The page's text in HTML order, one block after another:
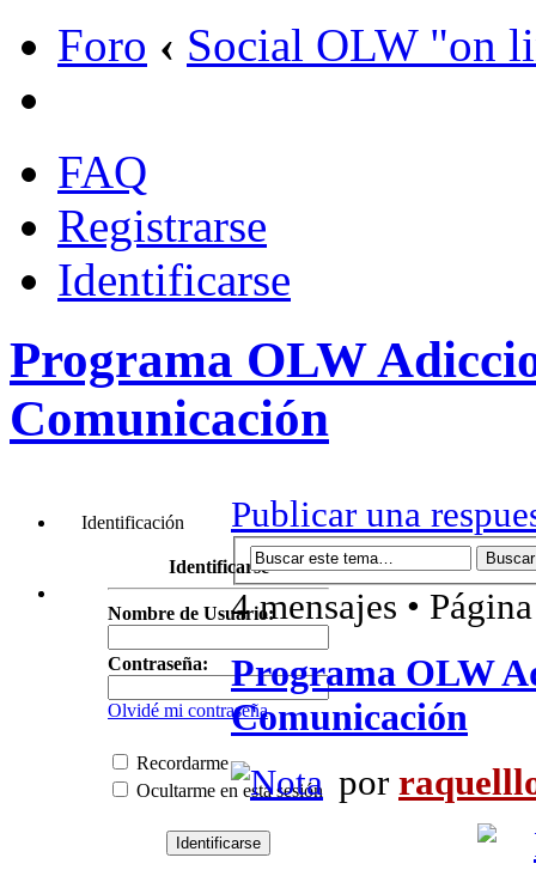
Foro ‹ Social OLW "on
FAQ
Registrarse
Identificarse
Programa OLW
Comunicación
Identificación
Identificarse
Nombre de Usuario:
Contraseña:
Olvidé mi contraseña
Recordarme
Ocultarme en esta sesión
Publicar una
4 mensajes •
Programa OLW
Comunicación
por